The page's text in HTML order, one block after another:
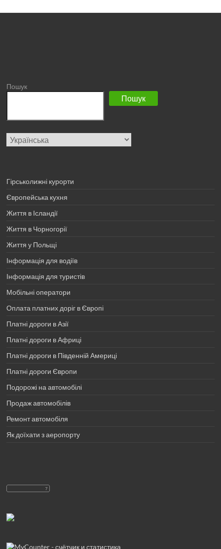
Пошук
Пошук
Вибрати
мову
Гірськолижні курорти
Європейська кухня
Життя в Ісландії
Життя в Чорногорії
Життя у Польщі
Інформація для водіїв
Інформація для туристів
Мобільні оператори
Оплата платних доріг в Європі
Платні дороги в Азії
Платні дороги в Африці
Платні дороги в Південній Америці
Платні дороги Європи
Подорожі на автомобілі
Продаж автомобілів
Ремонт автомобіля
Як доїхати з аеропорту